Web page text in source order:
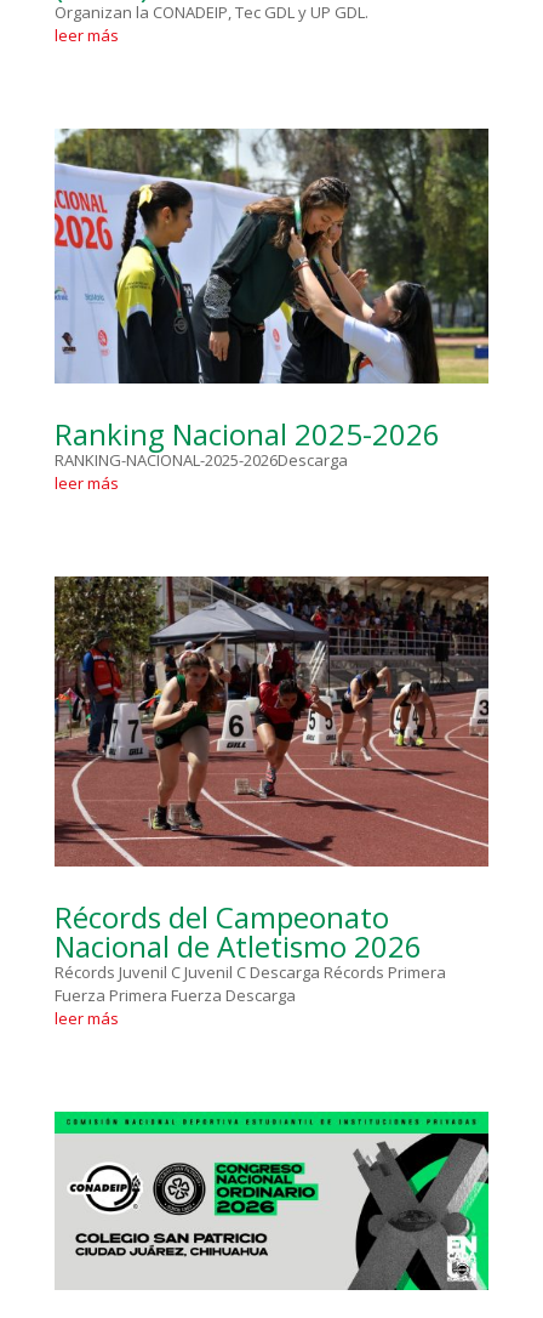
Organizan la CONADEIP, Tec GDL y UP GDL.
leer más
Ranking Nacional 2025-2026
RANKING-NACIONAL-2025-2026Descarga
leer más
Récords del Campeonato
Nacional de Atletismo 2026
Récords Juvenil C Juvenil C Descarga Récords Primera
Fuerza Primera Fuerza Descarga
leer más